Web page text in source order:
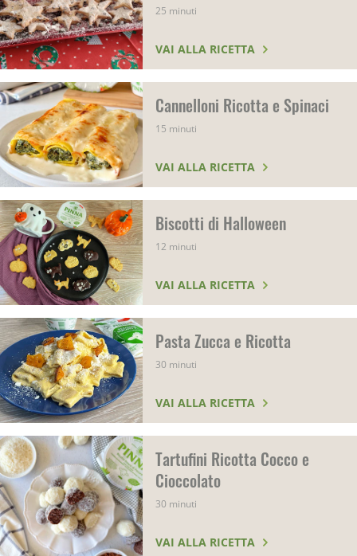
25 minuti
VAI ALLA RICETTA
Cannelloni Ricotta e Spinaci
15 minuti
VAI ALLA RICETTA
Biscotti di Halloween
12 minuti
VAI ALLA RICETTA
Pasta Zucca e Ricotta
30 minuti
VAI ALLA RICETTA
Tartufini Ricotta Cocco e
Cioccolato
30 minuti
VAI ALLA RICETTA